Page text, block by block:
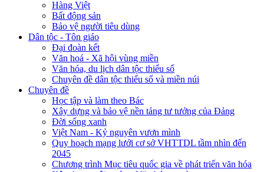
Hàng Việt
Bất động sản
Bảo vệ người tiêu dùng
Dân tộc - Tôn giáo
Đại đoàn kết
Văn hoá - Xã hội vùng miền
Văn hóa, du lịch dân tộc thiểu số
Chuyên đề dân tộc thiểu số và miền núi
Chuyên đề
Học tập và làm theo Bác
Xây dựng và bảo vệ nền tảng tư tưởng của Đảng
Đời sống xanh
Việt Nam - Kỷ nguyên vươn mình
Quy hoạch mạng lưới cơ sở VHTTDL tầm nhìn đến
2045
Chương trình Mục tiêu quốc gia về phát triển văn hóa